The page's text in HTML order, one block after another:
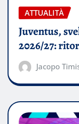
ATTUALITÀ
Juventus,
2026/27:
Jacopo